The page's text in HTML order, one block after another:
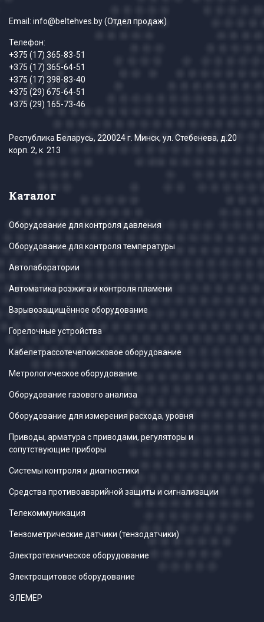
Email: info@beltehves.by(Отдел продаж)
Телефон:
+375 (17) 365-83-51
+375 (17) 365-64-51
+375 (17) 398-83-40
+375 (29) 675-64-51
+375 (29) 165-73-46
Республика Беларусь, 220024 г. Минск, ул. Стебенева, д.20
корп. 2, к. 213
Каталог
Оборудование для контроля давления
Оборудование для контроля температуры
Автолаборатории
Автоматика розжига и контроля пламени
Взрывозащищённое оборудование
Горелочные устройства
Кабелетрассотечепоисковое оборудование
Метрологическое оборудование
Оборудование газового анализа
Оборудование для измерения расхода, уровня
Приводы, арматура с приводами, регуляторы и
сопутствующие приборы
Системы контроля и диагностики
Средства противоаварийной защиты и сигнализации
Телекоммуникация
Тензометрические датчики (тензодатчики)
Электротехническое оборудование
Электрощитовое оборудование
ЭЛЕМЕР